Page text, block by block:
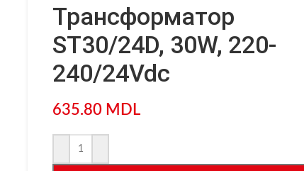
Трансформатор
ST30/24D, 30W, 220-
240/24Vdc
635.80 MDL